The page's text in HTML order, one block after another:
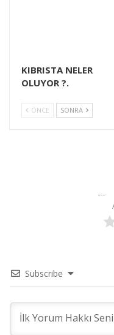
KIBRISTA NELER
OLUYOR ?.
ÖNCE SONRA
Subscribe